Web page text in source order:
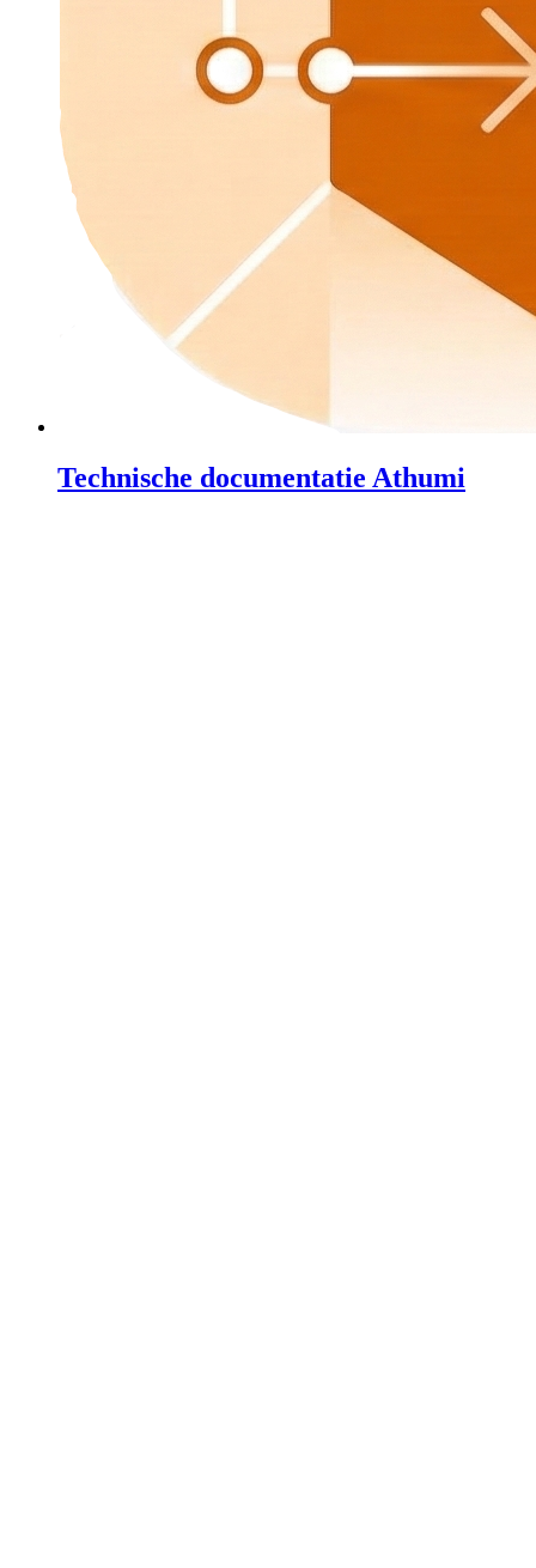
Technische documentatie Athumi